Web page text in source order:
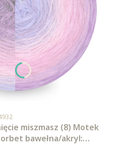
miszmasz (8) Motek
bawełna/akryl:
jasny róż/ landrynkowy